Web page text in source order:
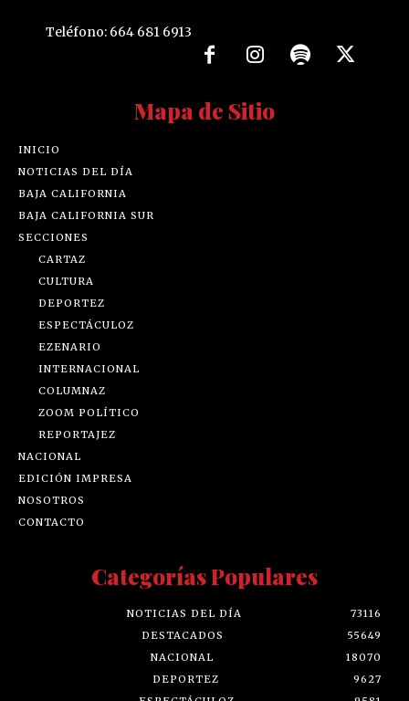
Teléfono: 664 681 6913
Mapa de Sitio
INICIO
NOTICIAS DEL DÍA
BAJA CALIFORNIA
BAJA CALIFORNIA SUR
SECCIONES
CARTAZ
CULTURA
DEPORTEZ
ESPECTÁCULOZ
EZENARIO
INTERNACIONAL
COLUMNAZ
ZOOM POLÍTICO
REPORTAJEZ
NACIONAL
EDICIÓN IMPRESA
NOSOTROS
CONTACTO
Categorías Populares
NOTICIAS DEL DÍA
73116
DESTACADOS
55649
NACIONAL
18070
DEPORTEZ
9627